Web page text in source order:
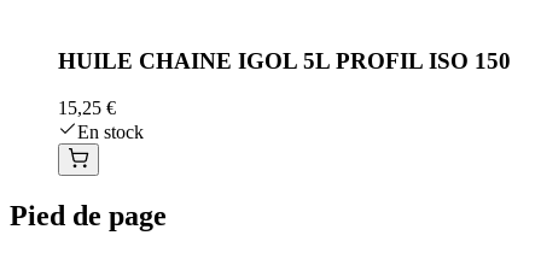
HUILE CHAINE IGOL 5L PROFIL ISO 150
15,25 €
En stock
Pied de page